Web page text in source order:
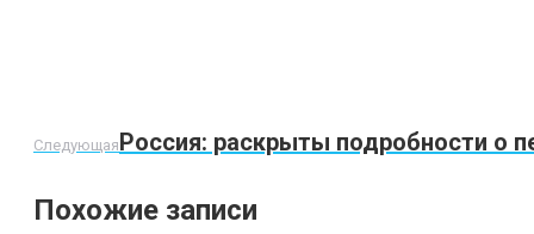
СледующаяСледующая
Россия: раскрыты подробности о
Похожие записи